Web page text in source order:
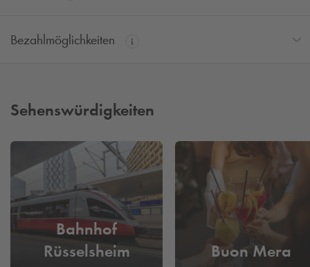
Bezahlmöglichkeiten
Sehenswürdigkeiten
Bahnhof
Rüsselsheim
Buon Mera